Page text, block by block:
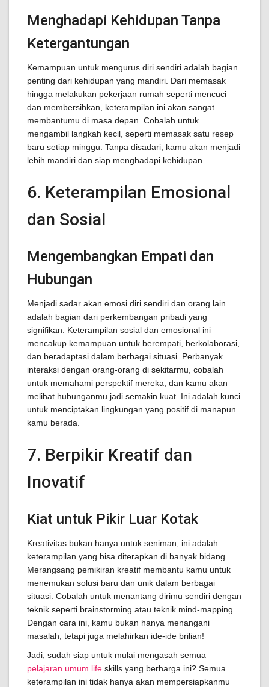
Menghadapi Kehidupan Tanpa
Ketergantungan
Kemampuan untuk mengurus diri sendiri adalah bagian
penting dari kehidupan yang mandiri. Dari memasak
hingga melakukan pekerjaan rumah seperti mencuci
dan membersihkan, keterampilan ini akan sangat
membantumu di masa depan. Cobalah untuk
mengambil langkah kecil, seperti memasak satu resep
baru setiap minggu. Tanpa disadari, kamu akan menjadi
lebih mandiri dan siap menghadapi kehidupan.
6. Keterampilan Emosional
dan Sosial
Mengembangkan Empati dan
Hubungan
Menjadi sadar akan emosi diri sendiri dan orang lain
adalah bagian dari perkembangan pribadi yang
signifikan. Keterampilan sosial dan emosional ini
mencakup kemampuan untuk berempati, berkolaborasi,
dan beradaptasi dalam berbagai situasi. Perbanyak
interaksi dengan orang-orang di sekitarmu, cobalah
untuk memahami perspektif mereka, dan kamu akan
melihat hubunganmu jadi semakin kuat. Ini adalah kunci
untuk menciptakan lingkungan yang positif di manapun
kamu berada.
7. Berpikir Kreatif dan
Inovatif
Kiat untuk Pikir Luar Kotak
Kreativitas bukan hanya untuk seniman; ini adalah
keterampilan yang bisa diterapkan di banyak bidang.
Merangsang pemikiran kreatif membantu kamu untuk
menemukan solusi baru dan unik dalam berbagai
situasi. Cobalah untuk menantang dirimu sendiri dengan
teknik seperti brainstorming atau teknik mind-mapping.
Dengan cara ini, kamu bukan hanya menangani
masalah, tetapi juga melahirkan ide-ide brilian!
Jadi, sudah siap untuk mulai mengasah semua
pelajaran umum life skills yang berharga ini? Semua
keterampilan ini tidak hanya akan mempersiapkanmu